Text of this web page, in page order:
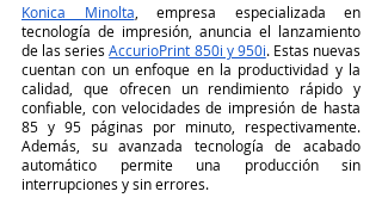
Konica Minolta , empresa especializada en
tecnología de impresión, anuncia el lanzamiento
de las series AccurioPrint 850i y 950i. Estas nuevas
cuentan con un enfoque en la productividad y la
calidad, que ofrecen un rendimiento rápido y
confiable, con velocidades de impresión de hasta
85 y 95 páginas por minuto, respectivamente.
Además, su avanzada tecnología de acabado
automático permite una producción sin
interrupciones y sin errores.